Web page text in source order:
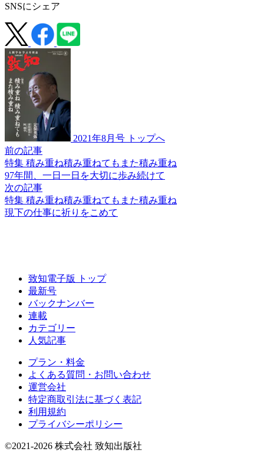
SNSにシェア
2021年8月号 トップへ
前の記事
特集 積み重ね積み重ねてもまた積み重ね
97年間、 一日一日を大切に歩み続けて
次の記事
特集 積み重ね積み重ねてもまた積み重ね
現下の仕事に祈りをこめて
致知電子版 トップ
最新号
バックナンバー
連載
カテゴリー
人気記事
プラン・料金
よくある質問・お問い合わせ
運営会社
特定商取引法に基づく表記
利用規約
プライバシーポリシー
©2021-2026 株式会社 致知出版社